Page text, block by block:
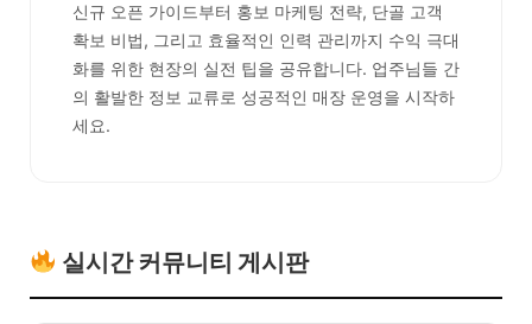
신규 오픈 가이드부터 홍보 마케팅 전략, 단골 고객
확보 비법, 그리고 효율적인 인력 관리까지 수익 극대
화를 위한 현장의 실전 팁을 공유합니다. 업주님들 간
의 활발한 정보 교류로 성공적인 매장 운영을 시작하
세요.
실시간 커뮤니티 게시판